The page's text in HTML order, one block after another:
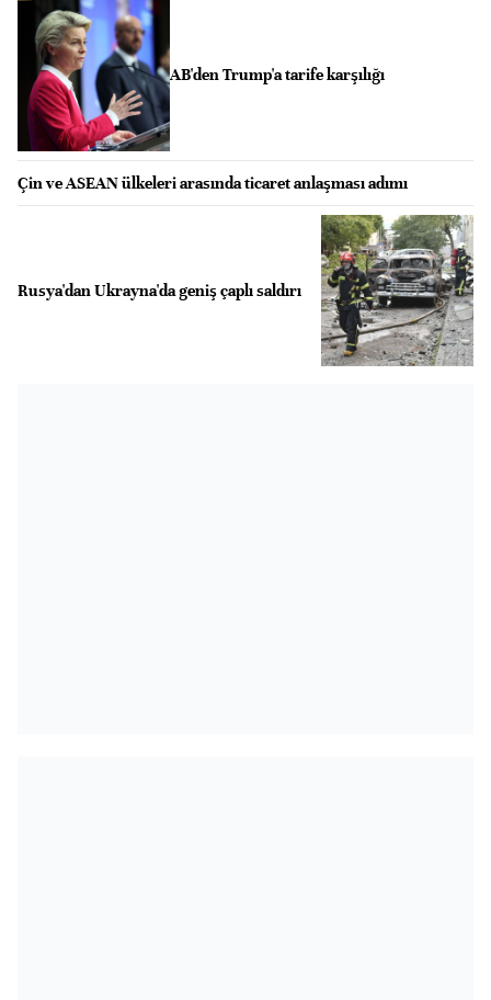
AB'den Trump'a tarife karşılığı
Çin ve ASEAN ülkeleri arasında ticaret anlaşması adımı
Rusya'dan Ukrayna'da geniş çaplı saldırı